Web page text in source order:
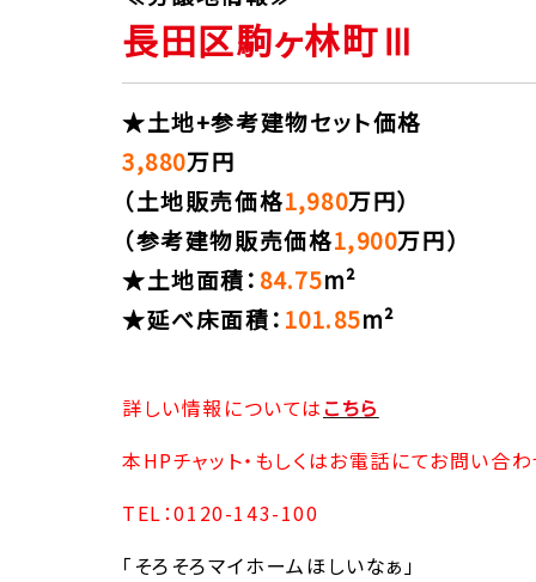
長田区駒ヶ林町Ⅲ
★土地+参考建物セット価格
3,880万円
（土地販売価格1,980万円）
（参考建物販売価格1,900万円）
★土地面積： 84.75m²
★延べ床面積： 101.85m²
詳しい情報についてはこちら
本HPチャット・もしくはお電話にてお問い合
TEL：0120-143-100
「そろそろマイホームほしいなぁ」